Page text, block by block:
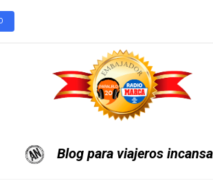
Blog para viajeros